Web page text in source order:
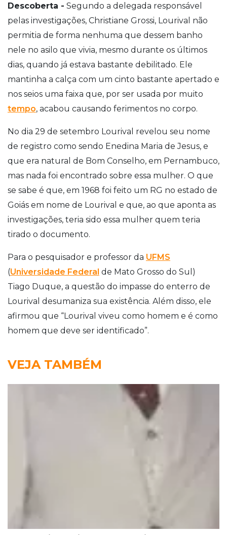
Descoberta - Segundo a delegada responsável
pelas investigações, Christiane Grossi, Lourival não
permitia de forma nenhuma que dessem banho
nele no asilo que vivia, mesmo durante os últimos
dias, quando já estava bastante debilitado. Ele
mantinha a calça com um cinto bastante apertado e
nos seios uma faixa que, por ser usada por muito
tempo, acabou causando ferimentos no corpo.
No dia 29 de setembro Lourival revelou seu nome
de registro como sendo Enedina Maria de Jesus, e
que era natural de Bom Conselho, em Pernambuco,
mas nada foi encontrado sobre essa mulher. O que
se sabe é que, em 1968 foi feito um RG no estado de
Goiás em nome de Lourival e que, ao que aponta as
investigações, teria sido essa mulher quem teria
tirado o documento.
Para o pesquisador e professor da UFMS
(Universidade Federal de Mato Grosso do Sul)
Tiago Duque, a questão do impasse do enterro de
Lourival desumaniza sua existência. Além disso, ele
afirmou que “Lourival viveu como homem e é como
homem que deve ser identificado”.
VEJA TAMBÉM